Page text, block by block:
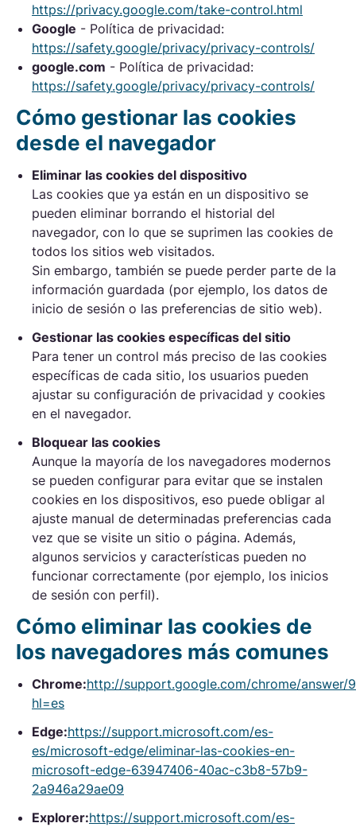
https://privacy.google.com/take-control.html
Google - Política de privacidad:
https://safety.google/privacy/privacy-controls/
google.com - Política de privacidad:
https://safety.google/privacy/privacy-controls/
Cómo gestionar las cookies
desde el navegador
Eliminar las cookies del dispositivo
Las cookies que ya están en un dispositivo se
pueden eliminar borrando el historial del
navegador, con lo que se suprimen las cookies de
todos los sitios web visitados.
Sin embargo, también se puede perder parte de la
información guardada (por ejemplo, los datos de
inicio de sesión o las preferencias de sitio web).
Gestionar las cookies específicas del sitio
Para tener un control más preciso de las cookies
específicas de cada sitio, los usuarios pueden
ajustar su configuración de privacidad y cookies
en el navegador.
Bloquear las cookies
Aunque la mayoría de los navegadores modernos
se pueden configurar para evitar que se instalen
cookies en los dispositivos, eso puede obligar al
ajuste manual de determinadas preferencias cada
vez que se visite un sitio o página. Además,
algunos servicios y características pueden no
funcionar correctamente (por ejemplo, los inicios
de sesión con perfil).
Cómo eliminar las cookies de
los navegadores más comunes
Chrome:http://support.google.com/chrome/answer/
hl=es
Edge:https://support.microsoft.com/es-
es/microsoft-edge/eliminar-las-cookies-en-
microsoft-edge-63947406-40ac-c3b8-57b9-
2a946a29ae09
Explorer:https://support.microsoft.com/es-